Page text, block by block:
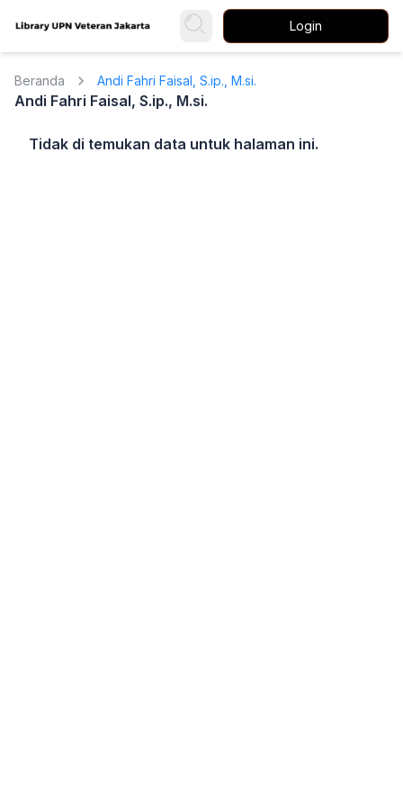
Login
Beranda Andi Fahri Faisal, S.ip., M.si.
Andi Fahri Faisal, S.ip., M.si.
Tidak di temukan data untuk halaman ini.